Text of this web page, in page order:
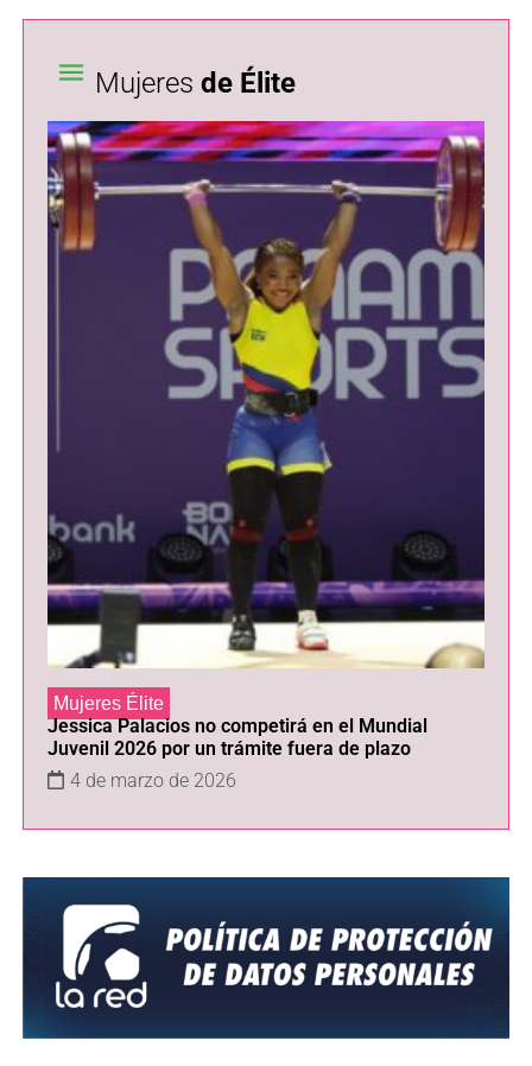
Mujeres de Élite
Jessica Palacios no competirá en el Mundial
Juvenil 2026 por un trámite fuera de plazo
4 de marzo de 2026